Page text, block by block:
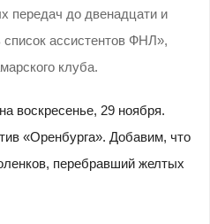
передач до двенадцати и
список ассистентов ФНЛ»,
клуба.
воскресенье, 29 ноября.
«Оренбурга». Добавим, что
перебравший желтых